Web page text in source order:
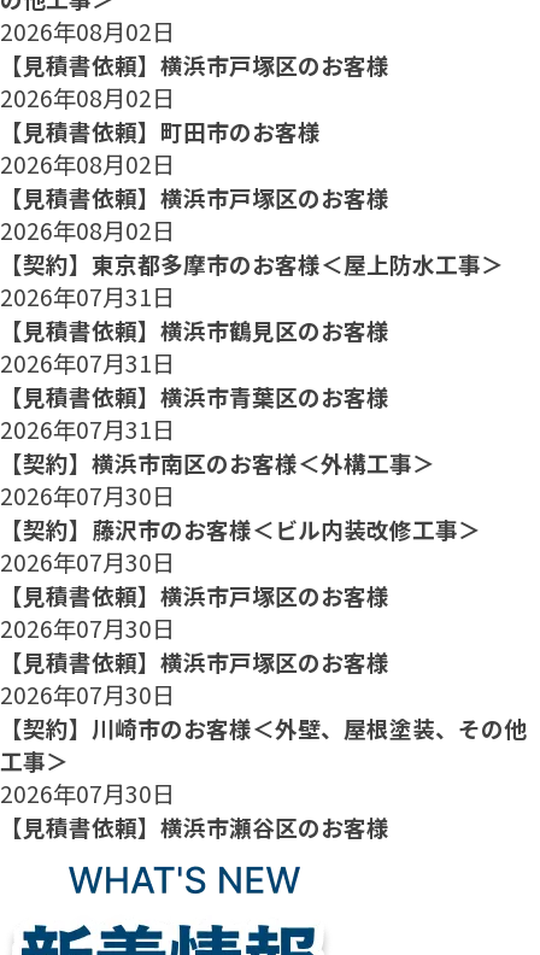
2026年08月02日
【見積書依頼】横浜市戸塚区のお客様
2026年08月02日
【見積書依頼】町田市のお客様
2026年08月02日
【見積書依頼】横浜市戸塚区のお客様
2026年08月02日
【契約】東京都多摩市のお客様＜屋上防水工事＞
2026年07月31日
【見積書依頼】横浜市鶴見区のお客様
2026年07月31日
【見積書依頼】横浜市青葉区のお客様
2026年07月31日
【契約】横浜市南区のお客様＜外構工事＞
2026年07月30日
【契約】藤沢市のお客様＜ビル内装改修工事＞
2026年07月30日
【見積書依頼】横浜市戸塚区のお客様
2026年07月30日
【見積書依頼】横浜市戸塚区のお客様
2026年07月30日
【契約】川崎市のお客様＜外壁、屋根塗装、その他
工事＞
2026年07月30日
【見積書依頼】横浜市瀬谷区のお客様